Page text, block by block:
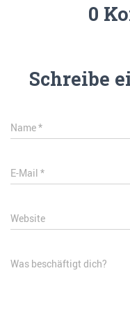
0
Schreibe
Name*
E-Mail *
Website
Was beschäftigt dich?